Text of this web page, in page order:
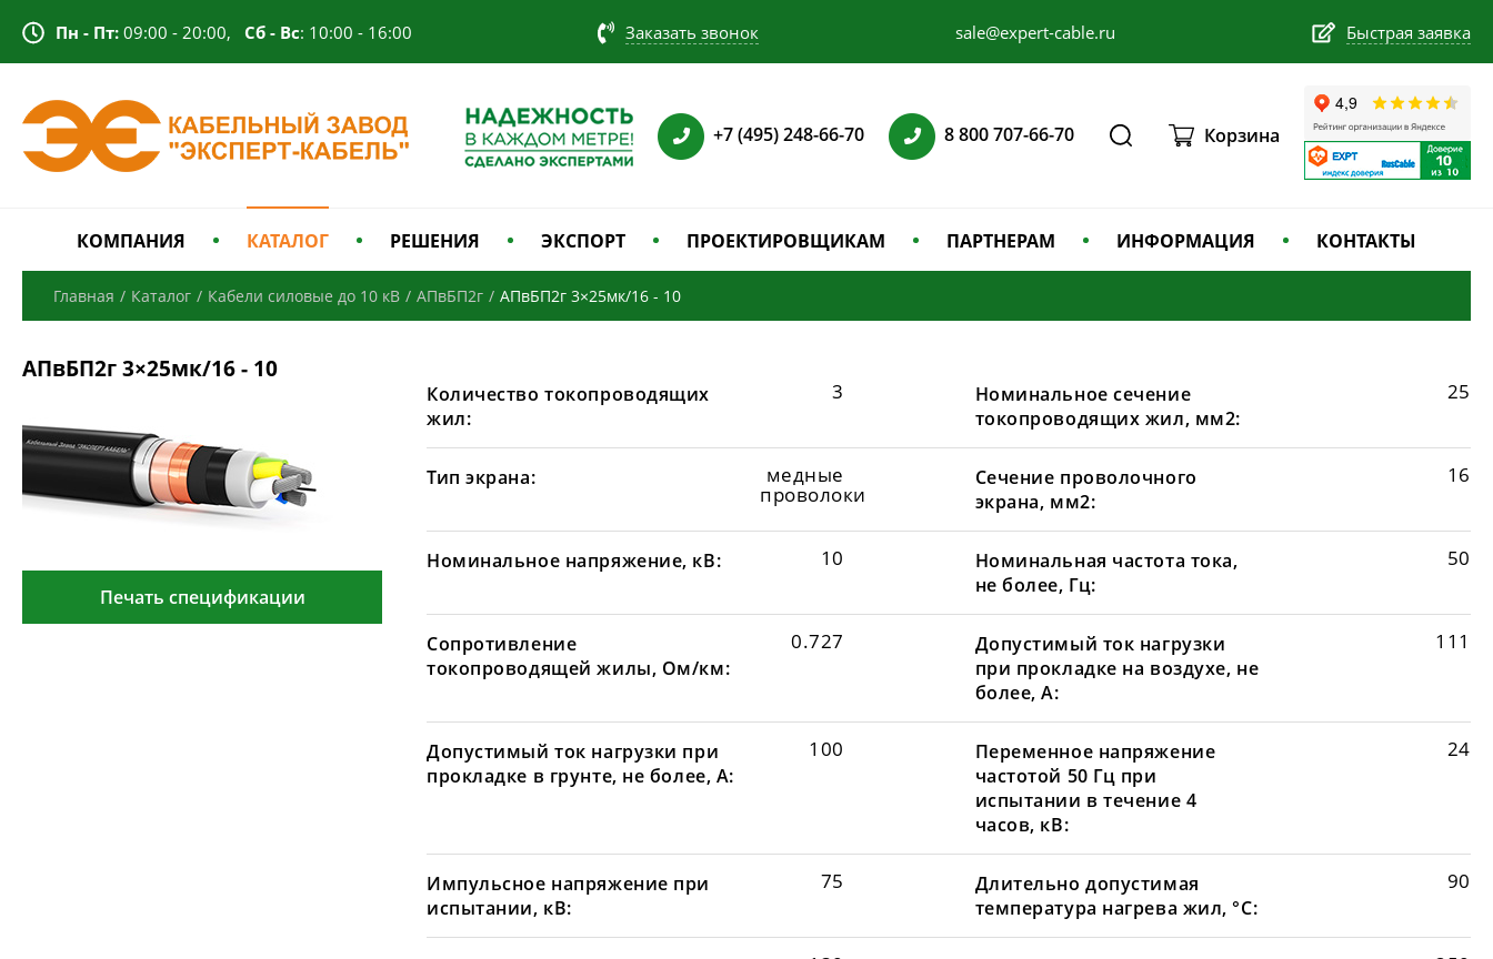
Пн - Пт: 09:00 - 20:00, Сб - Вс: 10:00 - 16:00 Заказать звонок sale@expert-cable.ru Быстрая заявка
+7 (495) 248-66-70 8 800 707-66-70 Корзина
КОМПАНИЯ КАТАЛОГ РЕШЕНИЯ ЭКСПОРТ ПРОЕКТИРОВЩИКАМ ПАРТНЕРАМ ИНФОРМАЦИЯ КОНТАКТЫ
Главная / Каталог / Кабели силовые до 10 кВ / АПвБП2г / АПвБП2г 3×25мк/16 - 10
АПвБП2г 3×25мк/16 - 10
Печать спецификации
Количество токопроводящих
жил:
3
Номинальное сечение
токопроводящих жил, мм2:
25
Тип экрана: медные
проволоки
Сечение проволочного
экрана, мм2:
16
Номинальное напряжение, кВ: 10
Номинальная частота тока,
не более, Гц:
50
Сопротивление
токопроводящей жилы, Ом/км:
0.727
Допустимый ток нагрузки
при прокладке на воздухе, не
более, А:
111
Допустимый ток нагрузки при
прокладке в грунте, не более, А:
100
Переменное напряжение
частотой 50 Гц при
испытании в течение 4
часов, кВ:
24
Импульсное напряжение при
испытании, кВ:
75
Длительно допустимая
температура нагрева жил, °С:
90